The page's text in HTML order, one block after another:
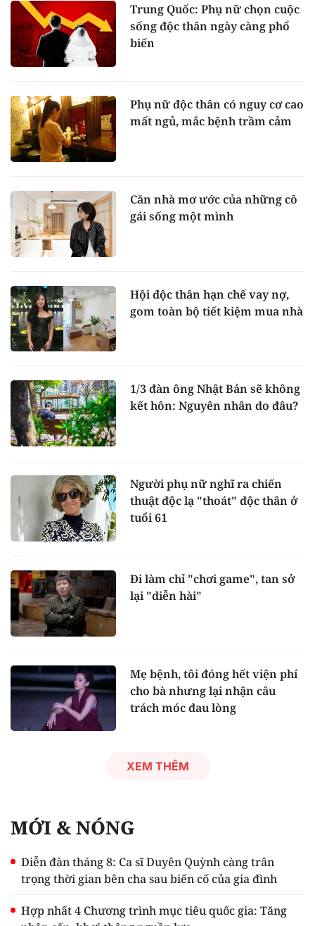
Trung Quốc: Phụ nữ chọn cuộc
sống độc thân ngày càng phổ
biến
Phụ nữ độc thân có nguy cơ cao
mất ngủ, mắc bệnh trầm cảm
Căn nhà mơ ước của những cô
gái sống một mình
Hội độc thân hạn chế vay nợ,
gom toàn bộ tiết kiệm mua nhà
1/3 đàn ông Nhật Bản sẽ không
kết hôn: Nguyên nhân do đâu?
Người phụ nữ nghĩ ra chiến
thuật độc lạ "thoát" độc thân ở
tuổi 61
Đi làm chỉ "chơi game", tan sở
lại "diễn hài"
Mẹ bệnh, tôi đóng hết viện phí
cho bà nhưng lại nhận câu
trách móc đau lòng
XEM THÊM
MỚI & NÓNG
Diễn đàn tháng 8: Ca sĩ Duyên Quỳnh càng trân
trọng thời gian bên cha sau biến cố của gia đình
Hợp nhất 4 Chương trình mục tiêu quốc gia: Tăng